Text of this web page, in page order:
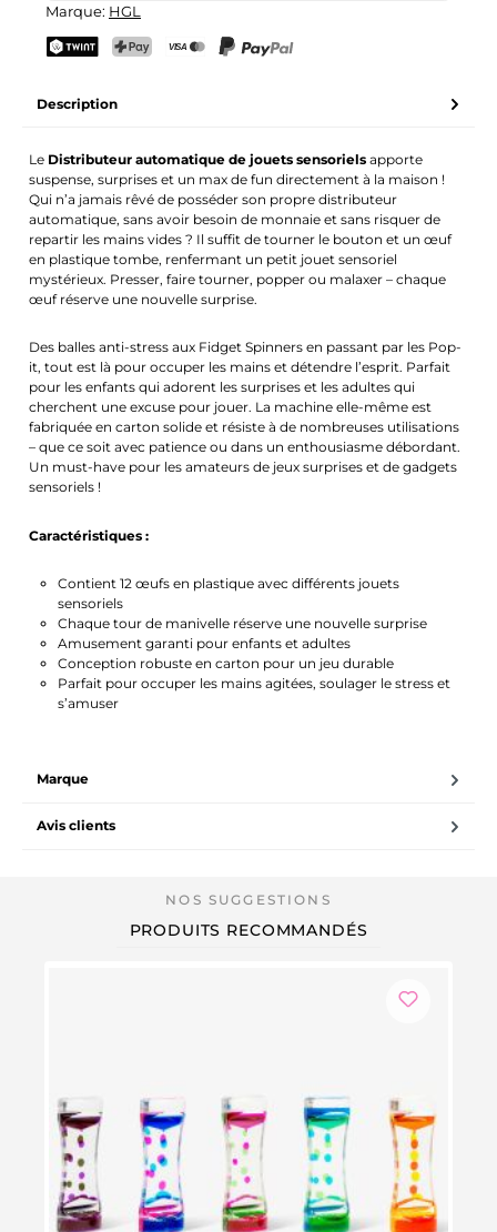
Marque: HGL
Description
Le Distributeur automatique de jouets sensoriels apporte
suspense, surprises et un max de fun directement à la maison !
Qui n’a jamais rêvé de posséder son propre distributeur
automatique, sans avoir besoin de monnaie et sans risquer de
repartir les mains vides ? Il suffit de tourner le bouton et un œuf
en plastique tombe, renfermant un petit jouet sensoriel
mystérieux. Presser, faire tourner, popper ou malaxer – chaque
œuf réserve une nouvelle surprise.
Des balles anti-stress aux Fidget Spinners en passant par les Pop-
it, tout est là pour occuper les mains et détendre l’esprit. Parfait
pour les enfants qui adorent les surprises et les adultes qui
cherchent une excuse pour jouer. La machine elle-même est
fabriquée en carton solide et résiste à de nombreuses utilisations
– que ce soit avec patience ou dans un enthousiasme débordant.
Un must-have pour les amateurs de jeux surprises et de gadgets
sensoriels !
Caractéristiques :
Contient 12 œufs en plastique avec différents jouets
sensoriels
Chaque tour de manivelle réserve une nouvelle surprise
Amusement garanti pour enfants et adultes
Conception robuste en carton pour un jeu durable
Parfait pour occuper les mains agitées, soulager le stress et
s’amuser
Marque
Avis clients
PRODUITS RECOMMANDÉS